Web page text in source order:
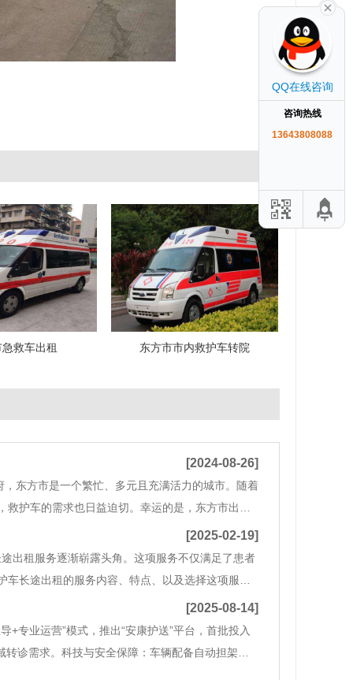
救车出租 东方市市内救护车转院
[2024-08-26]
东方市是一个繁忙、多元且充满活力的城市。随着
护车的需求也日益迫切。幸运的是，东方市出现
租赁公司是一家拥有多年经验的专业机构。公司致
[2025-02-19]
出租服务逐渐崭露头角。这项服务不仅满足了患者
长途出租的服务内容、特点、以及选择这项服务
高，越来越多的患者需要进行长途转院或就医。对
[2025-08-14]
专业运营”模式，推出“安康护送”平台，首批投入
诊需求。科技与安全保障：车辆配备自动担架、
QQ在线咨询
咨询热线
13643808088